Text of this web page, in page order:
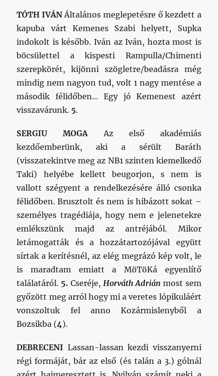
TÓTH IVÁNÁltalános meglepetésre ő kezdett a
kapuba várt Kemenes Szabi helyett, Supka
indokolt is később. Iván az Iván, hozta most is
böcsülettel a kispesti Rampulla/Chimenti
szerepkörét, kijönni szögletre/beadásra még
mindig nem nagyon tud, volt 1 nagy mentése a
második félidőben… Egy jó Kemenest azért
visszavárunk. 5.
SERGIU MOGAAz első akadémiás
kezdőemberünk, aki a sérült Baráth
(visszatekintve meg az NB1 szinten kiemelkedő
Taki) helyébe kellett beugorjon, s nem is
vallott szégyent a rendelkezésére álló csonka
félidőben. Brusztolt és nem is hibázott sokat –
személyes tragédiája, hogy nem e jelenetekre
emlékszünk majd az antréjából. Mikor
letámogatták és a hozzátartozójával együtt
sírtak a kerítésnél, az elég megrázó kép volt, le
is maradtam emiatt a MöTöKá egyenlítő
találatáról. 5. Cseréje, Horváth Adrián most sem
győzött meg arról hogy mi a veretes lópikuláért
vonszoltuk fel anno Kozármislenyből a
Bozsikba (4).
DEBRECENI Lassan-lassan kezdi visszanyerni
régi formáját, bár az első (és talán a 3.) gólnál